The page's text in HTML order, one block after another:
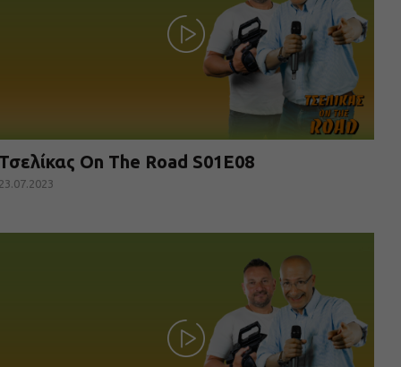
On The Road S01E08